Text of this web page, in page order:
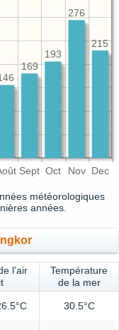
Sept Oct Nov Dec
215
276
193
169
météorologiques
années.
l'air
Température
de la mer
30.5°C